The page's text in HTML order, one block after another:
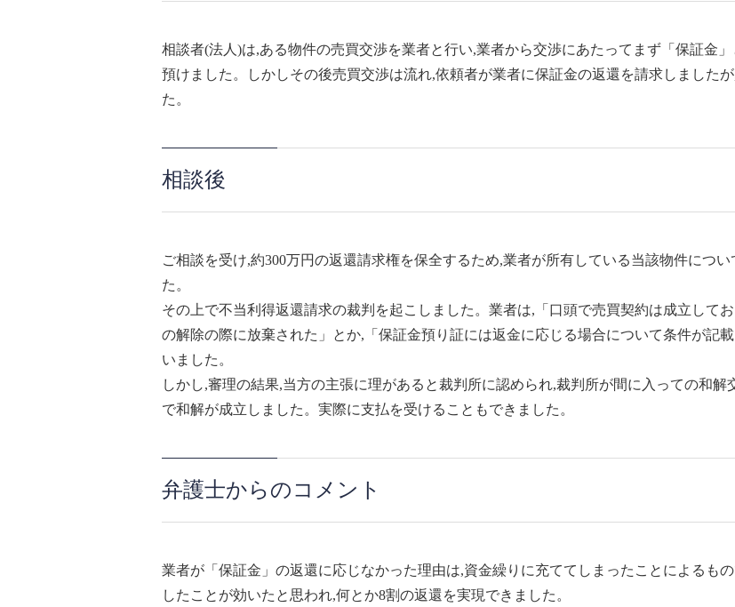
相談者(法人)は,ある物件の売買交渉を業者と行い,業者から交渉にあたってまず「保証金
預けました。しかしその後売買交渉は流れ,依頼者が業者に保証金の返還を請求しました
た。
相談後
ご相談を受け,約300万円の返還請求権を保全するため,業者が所有している当該物件につ
た。
その上で不当利得返還請求の裁判を起こしました。業者は,「口頭で売買契約は成立して
の解除の際に放棄された」とか,「保証金預り証には返金に応じる場合について条件が記
いました。
しかし,審理の結果,当方の主張に理があると裁判所に認められ,裁判所が間に入っての和
で和解が成立しました。実際に支払を受けることもできました。
弁護士からのコメント
業者が「保証金」の返還に応じなかった理由は,資金繰りに充ててしまったことによるも
したことが効いたと思われ,何とか8割の返還を実現できました。